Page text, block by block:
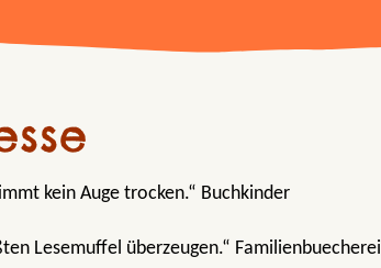
kein Auge trocken.“ Buchkinder
Lesemuffel überzeugen.“ Familienbuecherei